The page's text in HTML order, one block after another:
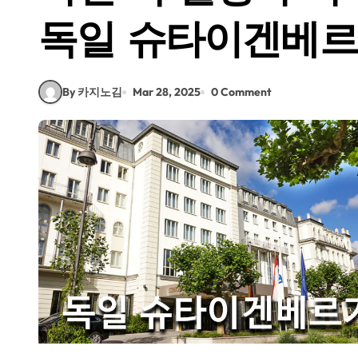
독일 슈타이겐베
By 카지노김 Mar 28, 2025 0 Comment